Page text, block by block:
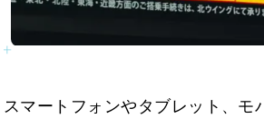
スマートフォンやタブレット、モ